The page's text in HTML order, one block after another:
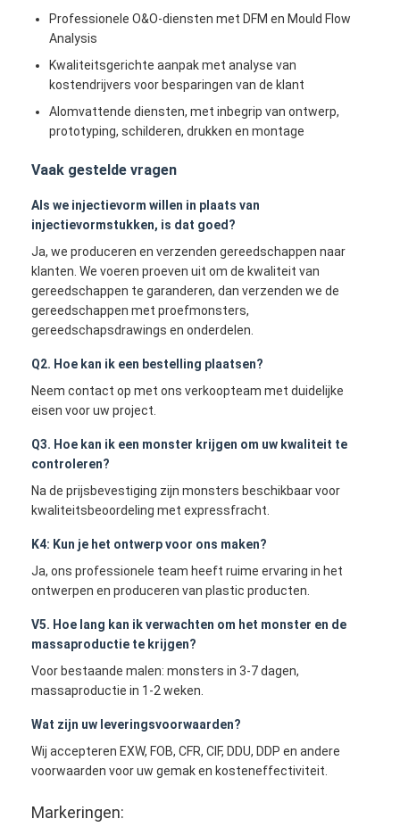
Elektronikainjectie het Vormen
Siliconeinjectie het Vormen
De Dienst van het matrijzenafgietsel
Professionele O&O-diensten met DFM en Mould Flow
Analysis
Kwaliteitsgerichte aanpak met analyse van
kostendrijvers voor besparingen van de klant
Alomvattende diensten, met inbegrip van ontwerp,
prototyping, schilderen, drukken en montage
Vaak gestelde vragen
Als we injectievorm willen in plaats van
injectievormstukken, is dat goed?
Ja, we produceren en verzenden gereedschappen naar
klanten. We voeren proeven uit om de kwaliteit van
gereedschappen te garanderen, dan verzenden we de
gereedschappen met proefmonsters,
gereedschapsdrawings en onderdelen.
Q2. Hoe kan ik een bestelling plaatsen?
Neem contact op met ons verkoopteam met duidelijke
eisen voor uw project.
Q3. Hoe kan ik een monster krijgen om uw kwaliteit te
controleren?
Na de prijsbevestiging zijn monsters beschikbaar voor
kwaliteitsbeoordeling met expressfracht.
K4: Kun je het ontwerp voor ons maken?
Ja, ons professionele team heeft ruime ervaring in het
ontwerpen en produceren van plastic producten.
V5. Hoe lang kan ik verwachten om het monster en de
massaproductie te krijgen?
Voor bestaande malen: monsters in 3-7 dagen,
massaproductie in 1-2 weken.
Wat zijn uw leveringsvoorwaarden?
Wij accepteren EXW, FOB, CFR, CIF, DDU, DDP en andere
voorwaarden voor uw gemak en kosteneffectiviteit.
Markeringen: